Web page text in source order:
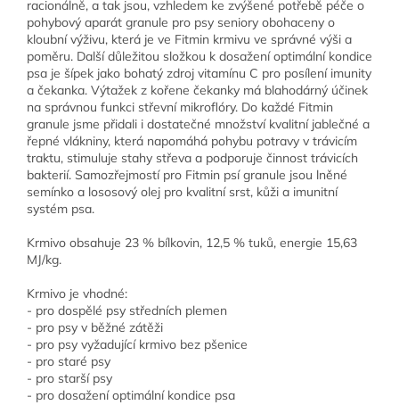
racionálně, a tak jsou, vzhledem ke zvýšené potřebě péče o
pohybový aparát granule pro psy seniory obohaceny o
kloubní výživu, která je ve Fitmin krmivu ve správné výši a
poměru. Další důležitou složkou k dosažení optimální kondice
psa je šípek jako bohatý zdroj vitamínu C pro posílení imunity
a čekanka. Výtažek z kořene čekanky má blahodárný účinek
na správnou funkci střevní mikroflóry. Do každé Fitmin
granule jsme přidali i dostatečné množství kvalitní jablečné a
řepné vlákniny, která napomáhá pohybu potravy v trávicím
traktu, stimuluje stahy střeva a podporuje činnost trávicích
bakterií. Samozřejmostí pro Fitmin psí granule jsou lněné
semínko a lososový olej pro kvalitní srst, kůži a imunitní
systém psa.
Krmivo obsahuje 23 % bílkovin, 12,5 % tuků, energie 15,63
MJ/kg.
Krmivo je vhodné:
- pro dospělé psy středních plemen
- pro psy v běžné zátěži
- pro psy vyžadující krmivo bez pšenice
- pro staré psy
- pro starší psy
- pro dosažení optimální kondice psa